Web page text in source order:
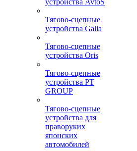
устройства AvtoS
Тягово-сцепные
устройства Galia
Тягово-сцепные
устройства Oris
Тягово-сцепные
устройства PT
GROUP
Тягово-сцепные
устройства для
праворуких
японских
автомобилей